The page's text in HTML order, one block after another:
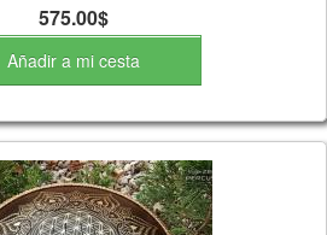
575.00$
Añadir a mi cesta